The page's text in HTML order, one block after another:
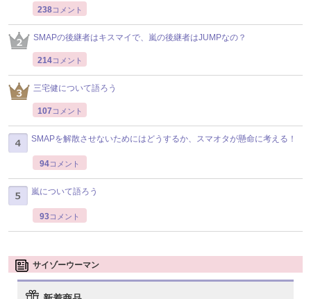
238コメント
SMAPの後継者はキスマイで、嵐の後継者はJUMPなの？
214コメント
三宅健について語ろう
107 コメント
SMAPを解散させないためにはどうするか、スマオタが懸命に考える！
94コメント
嵐について語ろう
93コメント
サイゾーウーマン